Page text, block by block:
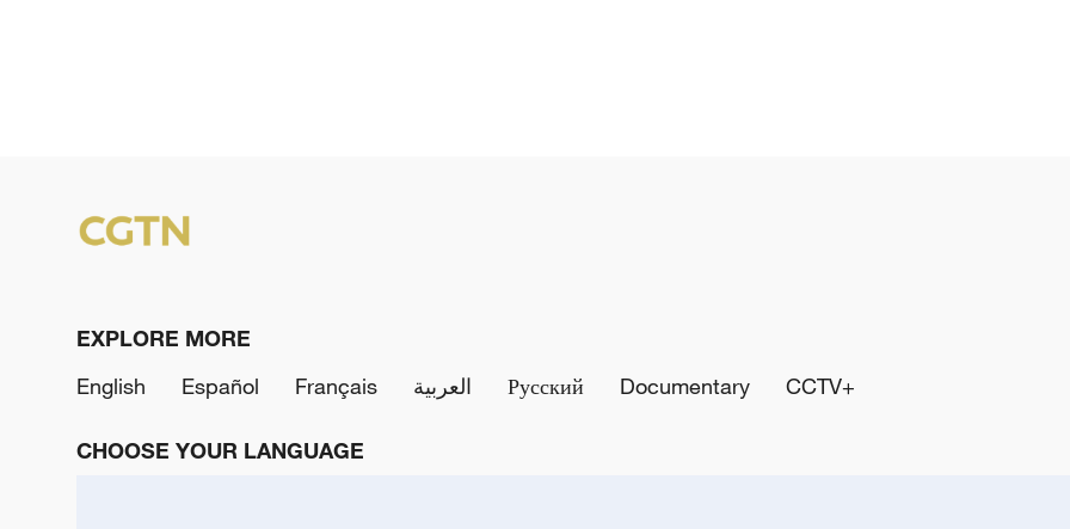
EXPLORE MORE
English
Español Français العربية Русский Documentary CCTV+
CHOOSE YOUR LANGUAGE